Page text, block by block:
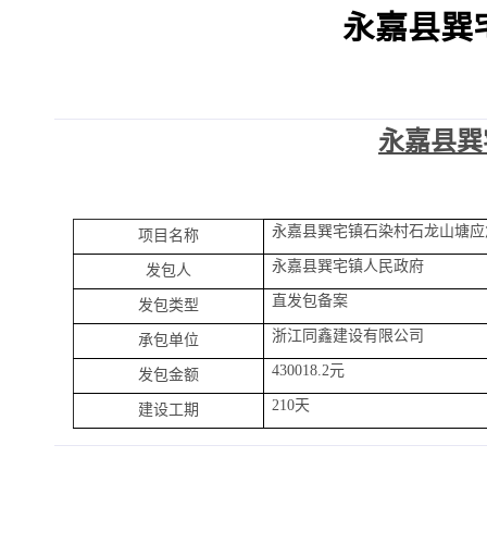
永嘉县巽
永嘉县
项目名称 永嘉县巽宅镇石染村石龙山塘
发包人 永嘉县巽宅镇人民政府
发包类型 直发包备案
承包单位 浙江同鑫建设有限公司
发包金额 430018.2元
建设工期 210天